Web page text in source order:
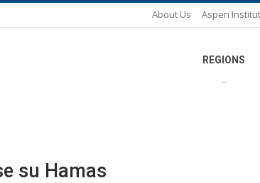
About Us Aspen
REGIONS
su Hamas